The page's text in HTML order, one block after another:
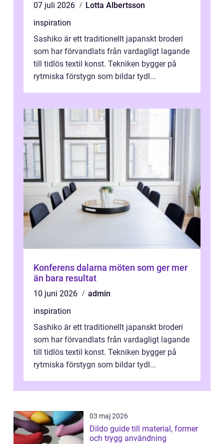
07 juli 2026
Lotta Albertsson
inspiration
Sashiko är ett traditionellt japanskt broderi
som har förvandlats från vardagligt lagande
till tidlös textil konst. Tekniken bygger på
rytmiska förstygn som bildar tydl...
Konferens dalarna möten som ger mer
än bara resultat
10 juni 2026
admin
inspiration
Sashiko är ett traditionellt japanskt broderi
som har förvandlats från vardagligt lagande
till tidlös textil konst. Tekniken bygger på
rytmiska förstygn som bildar tydl...
03 maj 2026
Dildo guide till material, former
och trygg användning